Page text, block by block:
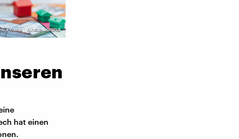
©Pexels | Anete Lusina
hat einen